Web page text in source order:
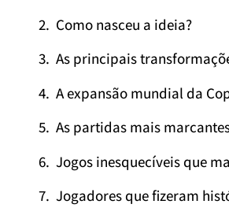
Como nasceu a ideia?
As principais
A expansão mundial da
As partidas mais
Jogos inesquecíveis que
Jogadores que fizeram